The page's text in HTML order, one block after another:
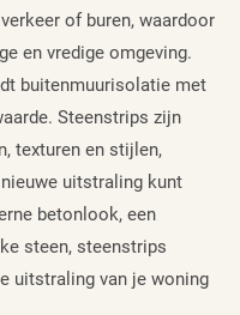
of buren, waardoor
en vredige omgeving.
buitenmuurisolatie met
Steenstrips zijn
texturen en stijlen,
uitstraling kunt
betonlook, een
steen, steenstrips
uitstraling van je woning